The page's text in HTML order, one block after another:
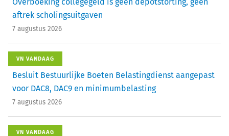
aftrek scholingsuitgaven
7 augustus 2026
VN VANDAAG
Besluit Bestuurlijke Boeten Belastingdienst aangepast
voor DAC8, DAC9 en minimumbelasting
7 augustus 2026
VN VANDAAG